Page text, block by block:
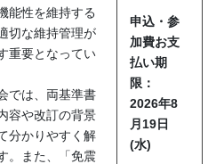
能性を維持する
切な維持管理が
重要となってい
では、両基準書
容や改訂の背景
分かりやすく解
。また、「免震
申込・参
加費お支
払い期
限：
2026年8
月19日
(水)